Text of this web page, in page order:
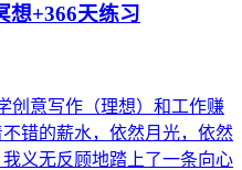
想+366天练习
创意写作（理想）和工作赚
错的薪水，依然月光，依然
义无反顾地踏上了一条向心